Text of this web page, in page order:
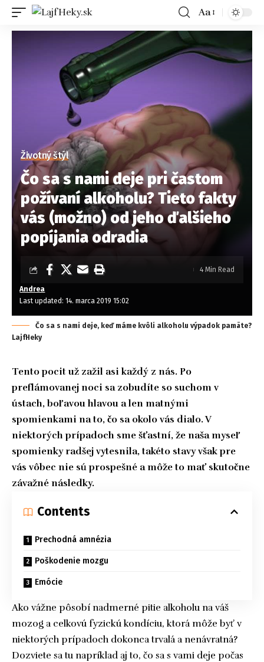
Aa
Životný štýl
Čo sa s nami deje pri častom
požívaní alkoholu? Tieto fakty
vás (možno) od jeho ďalšieho
popíjania odradia
Last updated: 14. marca 2019 15:02
Andrea
4 Min Read
Čo sa s nami deje, keď máme kvôli alkoholu výpadok pamäte?
LajfHeky
Tento pocit už zažil asi každý z nás. Po
preflámovanej noci sa zobudíte so suchom v
ústach, boľavou hlavou a len matnými
spomienkami na to, čo sa okolo vás dialo. V
niektorých prípadoch sme šťastní, že naša myseľ
spomienky radšej vytesnila, takéto stavy však pre
vás vôbec nie sú prospešné a môže to mať skutočne
závažné následky.
Contents
Prechodná amnézia
Poškodenie mozgu
Emócie
Ako vážne pôsobí nadmerné pitie alkoholu na váš
mozog a celkovú fyzickú kondíciu, ktorá môže byť v
niektorých prípadoch dokonca trvalá a nenávratná?
Dozviete sa tu napríklad aj to, čo sa s vami deje počas